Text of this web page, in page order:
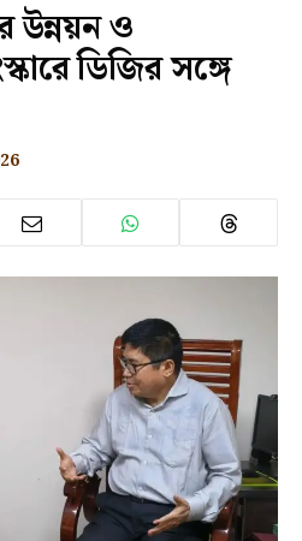
উন্নয়ন ও
ডিজির সঙ্গে